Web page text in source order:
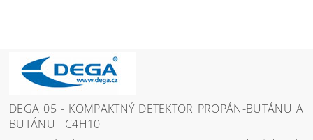
DEGA 05 - KOMPAKTNÝ DETEKTOR PROPÁN-BUTÁNU A
BUTÁNU - C4H10